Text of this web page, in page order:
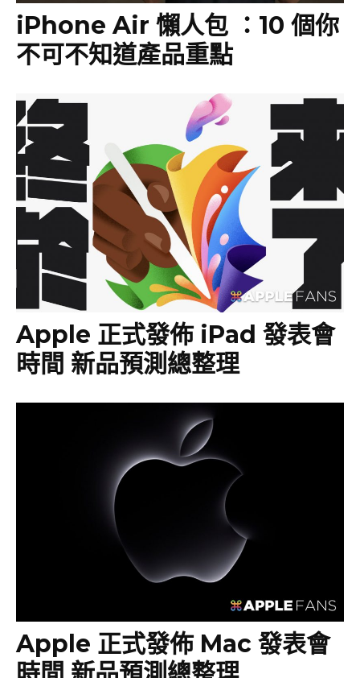
iPhone Air 懶人包 ：10 個你
不可不知道產品重點
Apple 正式發佈 iPad 發表會
時間 新品預測總整理
Apple 正式發佈 Mac 發表會